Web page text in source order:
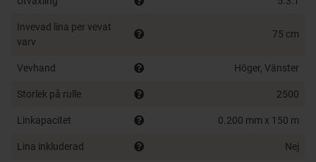
Invevad lina per vevat
varv
75 cm
Vevhand Höger, Vänster
Storlek på rulle 2500
Linkapacitet 0.200 mm x 150 m
Lina inkluderad Nej